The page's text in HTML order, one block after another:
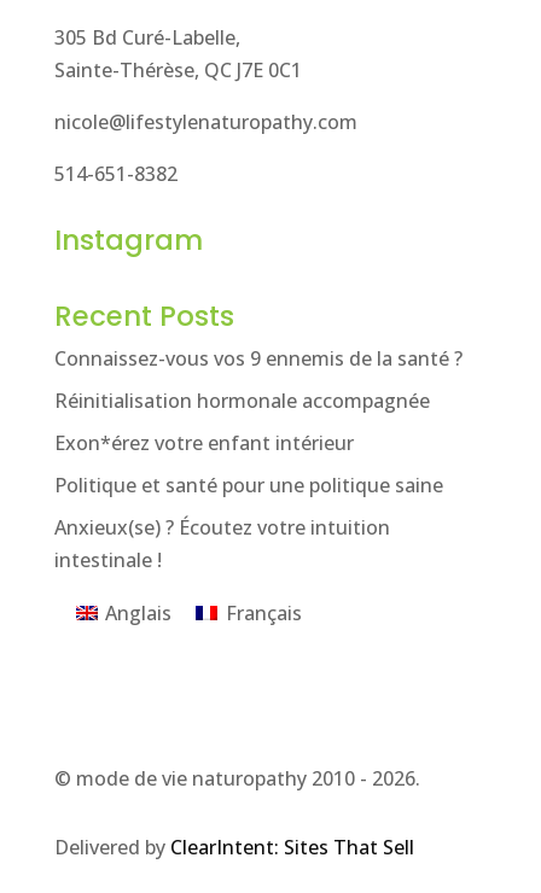
305 Bd Curé-Labelle,
Sainte-Thérèse, QC J7E 0C1
nicole@lifestylenaturopathy.com
514-651-8382
Instagram
Recent Posts
Connaissez-vous vos 9 ennemis de la santé ?
Réinitialisation hormonale accompagnée
Exon*érez votre enfant intérieur
Politique et santé pour une politique saine
Anxieux(se) ? Écoutez votre intuition
intestinale !
Anglais Français
© mode de vie naturopathy 2010 - 2026.
Delivered by ClearIntent: Sites That Sell